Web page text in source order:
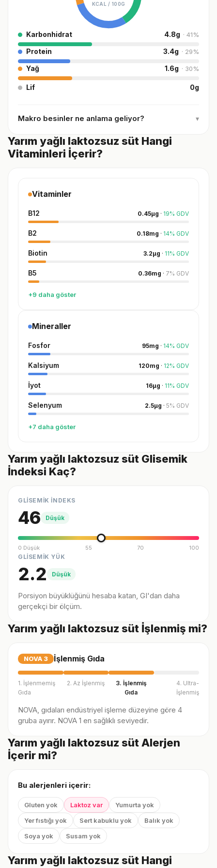
KCAL / 100G
Karbonhidrat 4.8g · 41%
Protein 3.4g · 29%
Yağ 1.6g · 30%
Lif 0g
Makro besinler ne anlama geliyor? ▾
Yarım yağlı laktozsuz süt Hangi
Vitaminleri İçerir?
Vitaminler
B12 0.45µg · 19% GDV
B2 0.18mg · 14% GDV
Biotin 3.2µg · 11% GDV
B5 0.36mg · 7% GDV
+9 daha göster
Mineraller
Fosfor 95mg · 14% GDV
Kalsiyum 120mg · 12% GDV
İyot 16µg · 11% GDV
Selenyum 2.5µg · 5% GDV
+7 daha göster
Yarım yağlı laktozsuz süt Glisemik
İndeksi Kaç?
GLİSEMİK İNDEKS
46 Düşük
0 Düşük 55 70 100
GLİSEMİK YÜK
2.2 Düşük
Porsiyon büyüklüğünü hesaba katan, GI'dan daha
gerçekçi bir ölçüm.
Yarım yağlı laktozsuz süt İşlenmiş mi?
NOVA 3 İşlenmiş Gıda
1. İşlenmemiş
Gıda
2. Az İşlenmiş
3. İşlenmiş
Gıda
4. Ultra-
İşlenmiş
NOVA, gıdaları endüstriyel işleme düzeyine göre 4
gruba ayırır. NOVA 1 en sağlıklı seviyedir.
Yarım yağlı laktozsuz süt Alerjen
İçerir mi?
Bu alerjenleri içerir:
Gluten yok Laktoz var
Yumurta yok
Yer fıstığı yok
Sert kabuklu yok
Balık yok
Soya yok
Susam yok
Yarım yağlı laktozsuz süt Hangi